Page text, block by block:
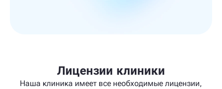
Лицензии клиники
Наша клиника имеет все необходимые лицензии,